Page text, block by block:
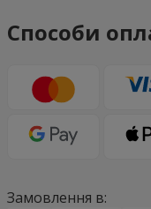
Способи
Замовлення в: